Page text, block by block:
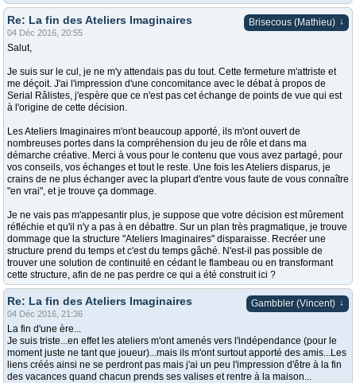
Brisecous (Mathieu) ↓
Re: La fin des Ateliers Imaginaires
04 Déc 2016, 20:55
Salut,
Je suis sur le cul, je ne m'y attendais pas du tout. Cette fermeture m'attriste et
me déçoit. J'ai l'impression d'une concomitance avec le débat à propos de
Serial Râlistes, j'espère que ce n'est pas cet échange de points de vue qui est
à l'origine de cette décision.
Les Ateliers Imaginaires m'ont beaucoup apporté, ils m'ont ouvert de
nombreuses portes dans la compréhension du jeu de rôle et dans ma
démarche créative. Merci à vous pour le contenu que vous avez partagé, pour
vos conseils, vos échanges et tout le reste. Une fois les Ateliers disparus, je
crains de ne plus échanger avec la plupart d'entre vous faute de vous connaître
"en vrai", et je trouve ça dommage.
Je ne vais pas m'appesantir plus, je suppose que votre décision est mûrement
réfléchie et qu'il n'y a pas à en débattre. Sur un plan très pragmatique, je trouve
dommage que la structure "Ateliers Imaginaires" disparaisse. Recréer une
structure prend du temps et c'est du temps gâché. N'est-il pas possible de
trouver une solution de continuité en cédant le flambeau ou en transformant
cette structure, afin de ne pas perdre ce qui a été construit ici ?
Gambbler (Vincent) ↓
Re: La fin des Ateliers Imaginaires
04 Déc 2016, 21:36
La fin d'une ère...
Je suis triste...en effet les ateliers m'ont amenés vers l'indépendance (pour le
moment juste ne tant que joueur)...mais ils m'ont surtout apporté des amis...Les
liens créés ainsi ne se perdront pas mais j'ai un peu l'impression d'être à la fin
des vacances quand chacun prends ses valises et rentre à la maison...